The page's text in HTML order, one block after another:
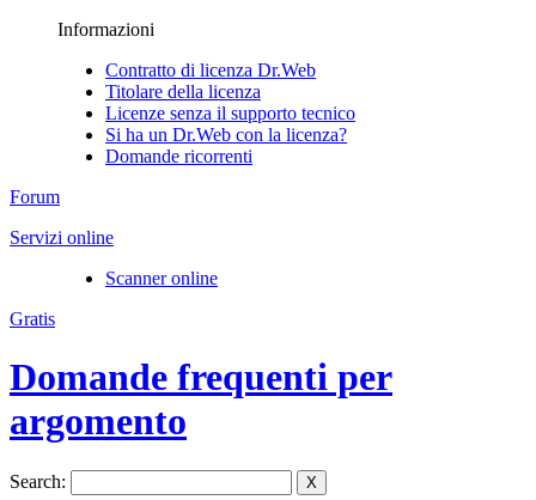
Informazioni
Contratto di licenza Dr.Web
Titolare della licenza
Licenze senza il supporto tecnico
Si ha un Dr.Web con la licenza?
Domande ricorrenti
Forum
Servizi online
Scanner online
Gratis
Domande frequenti per
argomento
Search: X